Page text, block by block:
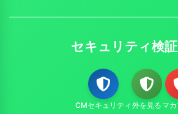
セキュリティ検
CMセキュリティ 外を見る マ